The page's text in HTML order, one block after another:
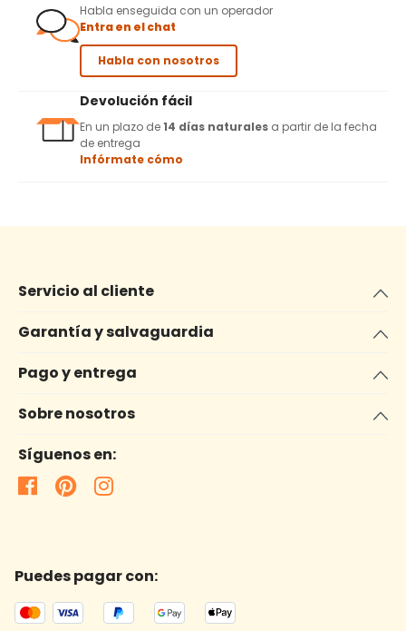
Habla enseguida con un operador
Entra en el chat
Habla con nosotros
Devolución fácil
En un plazo de14 días naturales a partir de la fecha
de entrega
Infórmate cómo
Servicio al cliente
Garantía y salvaguardia
Pago y entrega
Sobre nosotros
Síguenos en:
Puedes pagar con: